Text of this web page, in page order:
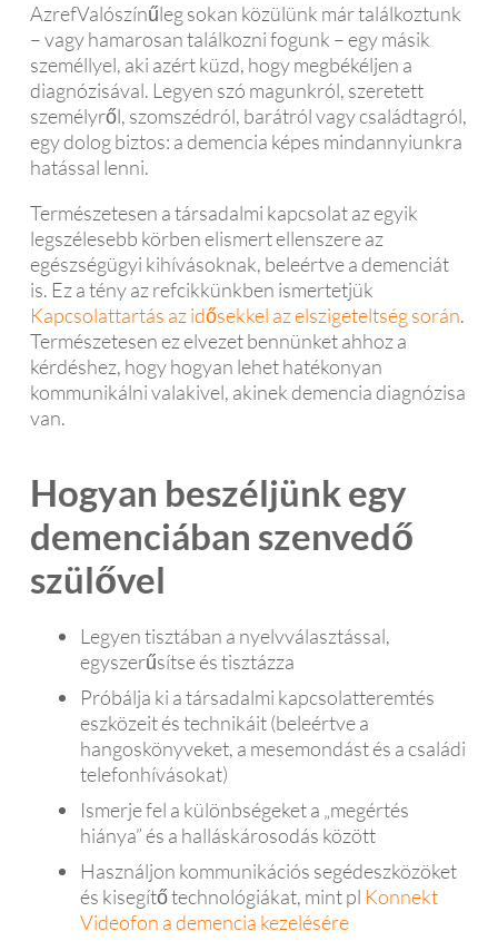
AzrefValószínűleg sokan közülünk már találkoztunk
– vagy hamarosan találkozni fogunk – egy másik
személlyel, aki azért küzd, hogy megbékéljen a
diagnózisával. Legyen szó magunkról, szeretett
személyről, szomszédról, barátról vagy családtagról,
egy dolog biztos: a demencia képes mindannyiunkra
hatással lenni.
Természetesen a társadalmi kapcsolat az egyik
legszélesebb körben elismert ellenszere az
egészségügyi kihívásoknak, beleértve a demenciát
is. Ez a tény az refcikkünkben ismertetjük
Kapcsolattartás az idősekkel az elszigeteltség során.
Természetesen ez elvezet bennünket ahhoz a
kérdéshez, hogy hogyan lehet hatékonyan
kommunikálni valakivel, akinek demencia diagnózisa
van.
Hogyan beszéljünk egy
demenciában szenvedő
szülővel
Legyen tisztában a nyelvválasztással,
egyszerűsítse és tisztázza
Próbálja ki a társadalmi kapcsolatteremtés
eszközeit és technikáit (beleértve a
hangoskönyveket, a mesemondást és a családi
telefonhívásokat)
Ismerje fel a különbségeket a „megértés
hiánya” és a halláskárosodás között
Használjon kommunikációs segédeszközöket
és kisegítő technológiákat, mint pl Konnekt
Videofon a demencia kezelésére